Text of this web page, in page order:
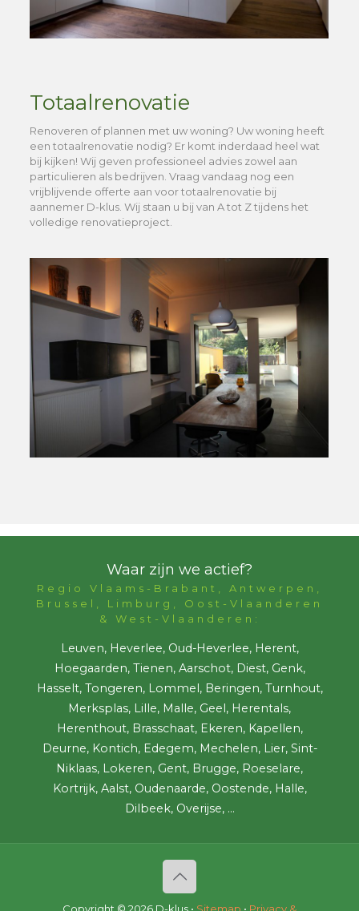
Totaalrenovatie
Renoveren of plannen met uw woning? Uw woning heeft
een totaalrenovatie nodig? Er komt inderdaad heel wat
bij kijken! Wij geven professioneel advies zowel aan
particulieren als bedrijven. Vraag vandaag nog een
vrijblijvende offerte aan voor totaalrenovatie bij
aannemer D-klus. Wij staan u bij van A tot Z tijdens het
volledige renovatieproject.
Waar zijn we actief?
Regio Vlaams-Brabant, Antwerpen,
Brussel, Limburg, Oost-Vlaanderen
& West-Vlaanderen:
Leuven, Heverlee, Oud-Heverlee, Herent,
Hoegaarden, Tienen, Aarschot, Diest, Genk,
Hasselt, Tongeren, Lommel, Beringen, Turnhout,
Merksplas, Lille, Malle, Geel, Herentals,
Herenthout, Brasschaat, Ekeren, Kapellen,
Deurne, Kontich, Edegem, Mechelen, Lier, Sint-
Niklaas, Lokeren, Gent, Brugge, Roeselare,
Kortrijk, Aalst, Oudenaarde, Oostende, Halle,
Dilbeek, Overijse, ...
Copyright © 2026 D-klus • Sitemap • Privacy &